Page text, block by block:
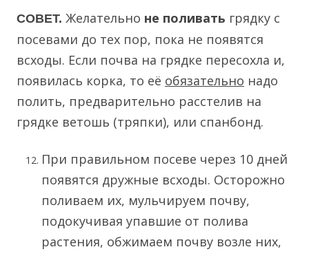
СОВЕТ. Желательно не поливать грядку с
посевами до тех пор, пока не появятся
всходы. Если почва на грядке пересохла и,
появилась корка, то её обязательно надо
полить, предварительно расстелив на
грядке ветошь (тряпки), или спанбонд.
При правильном посеве через 10 дней
появятся дружные всходы. Осторожно
поливаем их, мульчируем почву,
подокучивая упавшие от полива
растения, обжимаем почву возле них,